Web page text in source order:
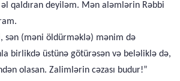
qaldıran deyiləm. Mən aləmlərin Rəbbi
sən (məni öldürməklə) mənim də
birlikdə üstünə götürəsən və beləliklə də,
olasan. Zalimlərin cəzası budur!”